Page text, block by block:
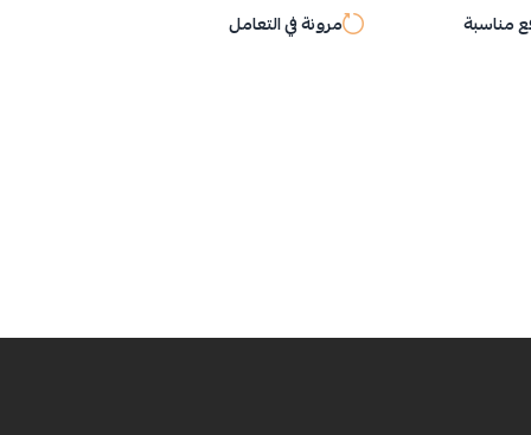
مناسبة مرونة في التعامل